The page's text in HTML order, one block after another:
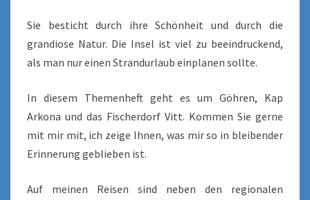
Sie besticht durch ihre Schönheit und durch die
grandiose Natur. Die Insel ist viel zu beeindruckend,
als man nur einen Strandurlaub einplanen sollte.
In diesem Themenheft geht es um Göhren, Kap
Arkona und das Fischerdorf Vitt. Kommen Sie gerne
mit mir mit, ich zeige Ihnen, was mir so in bleibender
Erinnerung geblieben ist.
Auf meinen Reisen sind neben den regionalen